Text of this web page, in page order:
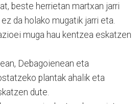
beste herrietan martxan jarri
da holako mugatik jarri eta.
muga hau kentzea eskatzen
Debagoienean eta
plantak ahalik eta
dute.